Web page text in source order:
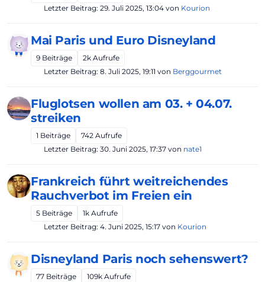
Letzter Beitrag: 29. Juli 2025, 13:04 von Kourion
Mai Paris und Euro Disneyland
9 Beiträge 2k Aufrufe
Letzter Beitrag: 8. Juli 2025, 19:11 von Berggourmet
Fluglotsen wollen am 03. + 04.07.
streiken
1 Beiträge 742 Aufrufe
Letzter Beitrag: 30. Juni 2025, 17:37 von nate1
Frankreich führt weitreichendes
Rauchverbot im Freien ein
5 Beiträge 1k Aufrufe
Letzter Beitrag: 4. Juni 2025, 15:17 von Kourion
Disneyland Paris noch sehenswert?
77 Beiträge 109k Aufrufe